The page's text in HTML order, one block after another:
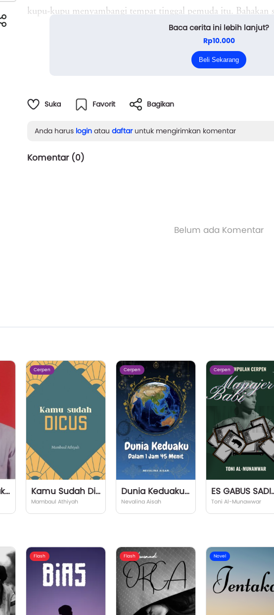
kupu-kupu menyambangi tempat tinggal pemuda itu. Bahakan
kupu-kupu terbang sembari menatap kehidupan robot diatasnya.
“Kalian bisa singgah kapan saja atau bahkan anggap
ucap pemuda sambil tersenyum pada sekumpulan burung yang
Baca cerita ini lebih lanjut?
Rp10.000
Beli Sekarang
Suka Favorit Bagikan
Anda harus login atau daftaruntuk mengirimkan komentar
Komentar (0)
Belum ada Komentar
Singa yang Tak Bisa Menggonggong
Cerpen
Kamu Sudah Dicus
Mambaul Athiyah
Cerpen
Dunia Keduaku Dalam 1 Jam 45 Menit
Nevalina Aisah
Cerpen
ES
Toni Al-Munawwar
Flash Flash Novel